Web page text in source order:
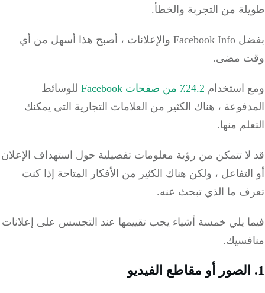
من التجربة والخطأ.
بفضل Facebook Info والإعلانات ، أصبح هذا أسهل من أي
مضى.
استخدام24.2٪ من صفحات Facebook
للوسائط
، هناك الكثير من العلامات التجارية التي يمكنك
منها.
تتمكن من رؤية معلومات تفصيلية حول استهداف الإعلان
، ولكن هناك الكثير من الأفكار المتاحة إذا كنت
ما الذي تبحث عنه.
يلي خمسة أشياء يجب تقييمها عند التجسس على إعلانات